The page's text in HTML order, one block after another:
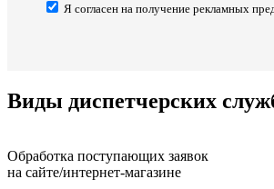
Я согласен на получение рекламных
Виды диспетчерских
Обработка поступающих заявок
на сайте/интернет-магазине